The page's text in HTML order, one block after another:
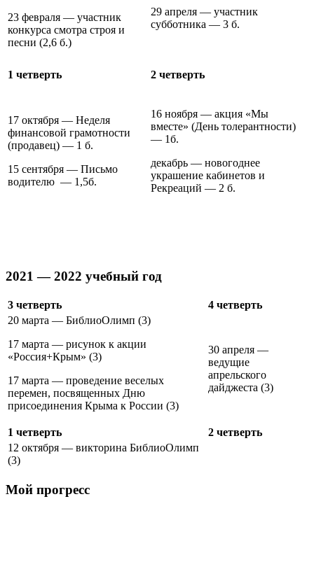
23 февраля — участник
конкурса смотра строя и
песни (2,6 б.)
29 апреля — участник
субботника — 3 б.
1 четверть 2 четверть
17 октября — Неделя
финансовой грамотности
(продавец) — 1 б.
15 сентября — Письмо
водителю — 1,5б.
16 ноября — акция «Мы
вместе» (День толерантности)
— 1б.
декабрь — новогоднее
украшение кабинетов и
Рекреаций — 2 б.
2021 — 2022 учебный год
3 четверть
4 четверть
20 марта — БиблиоОлимп (3)
17 марта — рисунок к акции
«Россия+Крым» (3)
17 марта — проведение веселых
перемен, посвященных Дню
присоединения Крыма к России (3)
30 апреля —
ведущие
апрельского
дайджеста (3)
1 четверть
2 четверть
12 октября — викторина БиблиоОлимп
(3)
Мой прогресс